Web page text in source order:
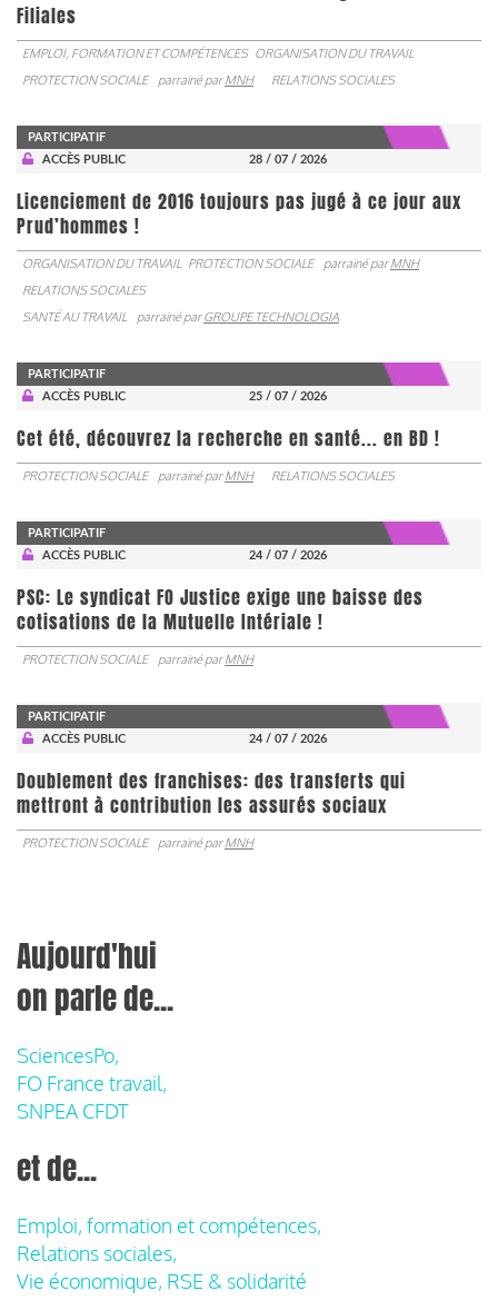
Filiales
EMPLOI, FORMATION ET COMPÉTENCES ORGANISATION DU TRAVAIL
PROTECTION SOCIALE
parrainé parMNH RELATIONS SOCIALES
PARTICIPATIF
ACCÈS PUBLIC
28 / 07 / 2026
Licenciement de 2016 toujours pas jugé à ce jour aux
Prud’hommes !
ORGANISATION DU TRAVAIL PROTECTION SOCIALE parrainé parMNH
RELATIONS SOCIALES
SANTÉ AU TRAVAIL
parrainé parGROUPE TECHNOLOGIA
PARTICIPATIF
ACCÈS PUBLIC
25 / 07 / 2026
Cet été, découvrez la recherche en santé... en BD !
PROTECTION SOCIALE parrainé parMNH RELATIONS SOCIALES
PARTICIPATIF
ACCÈS PUBLIC
24 / 07 / 2026
PSC: Le syndicat FO Justice exige une baisse des
cotisations de la Mutuelle Intériale !
PROTECTION SOCIALE parrainé parMNH
PARTICIPATIF
ACCÈS PUBLIC
24 / 07 / 2026
Doublement des franchises: des transferts qui
mettront à contribution les assurés sociaux
PROTECTION SOCIALE parrainé parMNH
Aujourd'hui
on parle de...
SciencesPo,
FO France travail,
SNPEA CFDT
et de...
Emploi, formation et compétences,
Relations sociales,
Vie économique, RSE & solidarité